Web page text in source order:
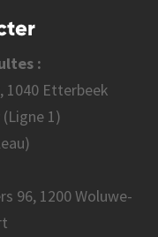
:
1040 Etterbeek
1)
96, 1200 Woluwe-